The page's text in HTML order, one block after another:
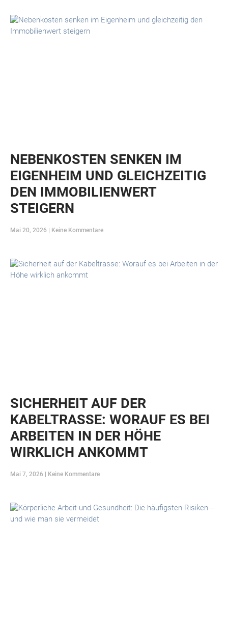
NEBENKOSTEN SENKEN IM
EIGENHEIM UND GLEICHZEITIG
DEN IMMOBILIENWERT
STEIGERN
Mai 20, 2026 Keine Kommentare
SICHERHEIT AUF DER
KABELTRASSE: WORAUF ES BEI
ARBEITEN IN DER HÖHE
WIRKLICH ANKOMMT
Mai 7, 2026 Keine Kommentare